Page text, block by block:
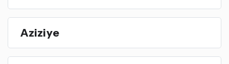
Aziziye